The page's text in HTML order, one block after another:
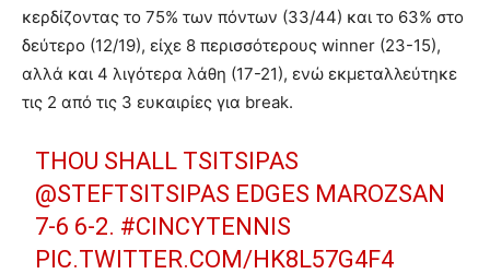
κερδίζοντας το 75% των πόντων (33/44) και το 63% στο
δεύτερο (12/19), είχε 8 περισσότερους winner (23-15),
αλλά και 4 λιγότερα λάθη (17-21), ενώ εκμεταλλεύτηκε
τις 2 από τις 3 ευκαιρίες για break.
THOU SHALL TSITSIPAS
@STEFTSITSIPAS EDGES MAROZSAN
7-6 6-2. #CINCYTENNIS
PIC.TWITTER.COM/HK8L57G4F4